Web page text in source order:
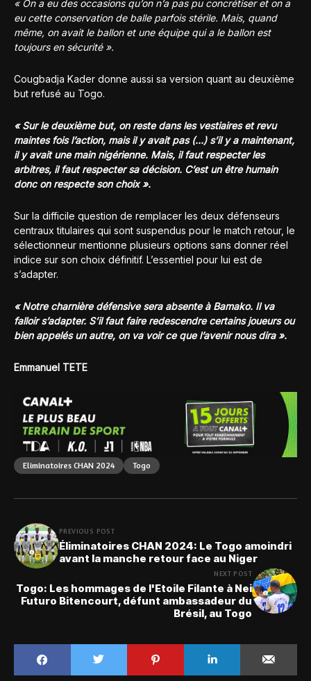
« On a eu des occasions qu’on n’a pas pu concrétiser et on a
eu cette conservation de balle parfois stérile. Mais, quand
même, on avait le ballon et une équipe qui a le ballon est
toujours en sécurité ».
Cougbadja Kader donne aussi sa version quant au deuxième
but refusé au Togo.
« Sur le deuxième but, on reste dans les vestiaires et revu
maintes fois l’action, mais il y avait pas (…) s’il y a maintenant,
il y avait une main nigérienne. Mais, il faut respecter les
arbitres, il faut respecter sa décision. C’est un être humain
donc on respecte son choix ».
Sur la difficile question de remplacer les deux défenseurs
centraux titulaires qui sont suspendus pour le match retour, le
sélectionneur mentionne plusieurs options sans donner réel
indice sur son choix définitif. L’essentiel pour lui est de
s’adapter.
« Notre charnière défensive sera absente à Bamako. Il va
falloir s’adapter. S’il faut faire redescendre certains joueurs ou
bien appelés un autre, on va voir ce que l’avenir nous dira ».
Emmanuel TETE
Eliminatoires CHAN 2024 Togo
PREVIOUS POST
Éliminatoires CHAN 2024: Le Togo amoindri
avant la manche retour face au Niger
NEXT POST
Togo: Les hommages de l'Etoile Filante à Nei
Futuro Bitencourt, défunt ambassadeur du
Brésil, au Togo